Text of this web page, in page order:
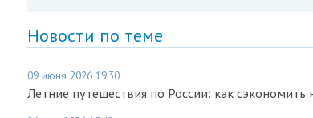
Новости по теме
09 июня 2026 19:30
Летние путешествия по России: как